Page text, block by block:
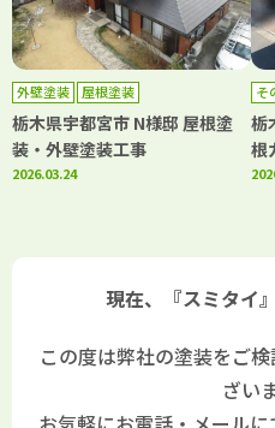
外壁塗装 屋根塗装
栃木県宇都宮市 N様邸 屋根塗
装・外壁塗装工事
2026.03.24
そ
栃
根
現在、『スミタイ
この度は弊社の塗装をご
ざい